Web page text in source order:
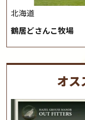
北海道
鶴居どさんこ牧場
オス